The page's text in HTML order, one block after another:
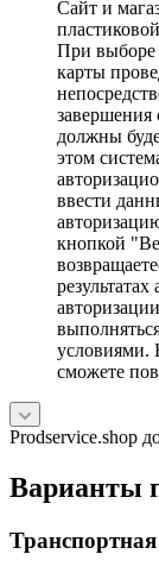
Сайт и
При выборе
карты
завершения
должны
этом
ввести
кнопкой
условиями.
сможете
Prodservice.shop
Варианты